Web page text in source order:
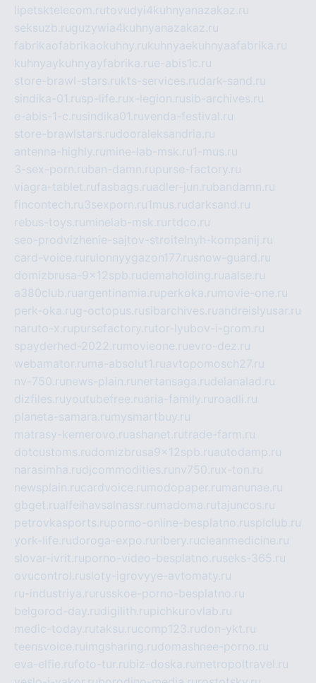
lipetsktelecom.rutovudyi4kuhnyanazakaz.ru
seksuzb.ruguzywia4kuhnyanazakaz.ru
fabrikaofabrikaokuhny.rukuhnyaekuhnyaafabrika.ru
kuhnyaykuhnyayfabrika.rue-abis1c.ru
store-brawl-stars.rukts-services.rudark-sand.ru
sindika-01.rusp-life.rux-legion.rusib-archives.ru
e-abis-1-c.rusindika01.ruvenda-festival.ru
store-brawlstars.rudooraleksandria.ru
antenna-highly.ru mine-lab-msk.ru1-mus.ru
3-sex-porn.ruban-damn.rupurse-factory.ru
viagra-tablet.rufasbags.ruadler-jun.rubandamn.ru
fincontech.ru3sexporn.ru1mus.rudarksand.ru
rebus-toys.ru minelab-msk.ru rtdco.ru
seo-prodvizhenie-sajtov-stroitelnyh-kompanij.ru
card-voice.ru rulonnyygazon177.rusnow-guard.ru
domizbrusa-9x12spb.rudemaholding.ruaalse.ru
a380club.ruargentinamia.ruperkoka.ru movie-one.ru
perk-oka.rug-octopus.rusibarchives.ruandreislyusar.ru
naruto-x.rupursefactory.rutor-lyubov-i-grom.ru
spayderhed-2022.ru movieone.ruevro-dez.ru
webamator.ru ma-absolut1.ruavtopomosch27.ru
nv-750.ru news-plain.ru nertansaga.rudelanalad.ru
dizfiles.ruyoutubefree.ruaria-family.ru roadli.ru
planeta-samara.ru mysmartbuy.ru
matrasy-kemerovo.ruashanet.rutrade-farm.ru
dotcustoms.rudomizbrusa9x12spb.ruautodamp.ru
narasimha.rudjcommodities.ru nv750.rux-ton.ru
newsplain.rucardvoice.ru modopaper.ru manunae.ru
gbget.rualfeihavsalnassr.ru madoma.rutajuncos.ru
petrovkasports.ruporno-online-besplatno.rusplclub.ru
york-life.rudoroga-expo.ru ribery.rucleanmedicine.ru
slovar-ivrit.ruporno-video-besplatno.ruseks-365.ru
ovucontrol.rusloty-igrovyye-avtomaty.ru
ru-industriya.ru russkoe-porno-besplatno.ru
belgorod-day.rudigilith.rupichkurovlab.ru
medic-today.rutaksu.rucomp123.rudon-ykt.ru
teensvoice.ru imgsharing.rudomashnee-porno.ru
eva-elfie.rufoto-tur.rubiz-doska.ru metropoltravel.ru